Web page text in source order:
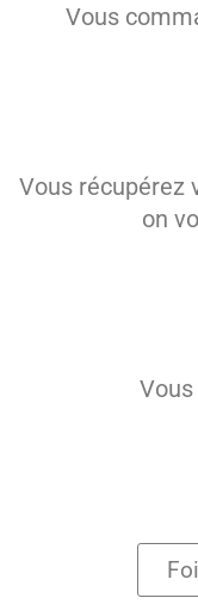
Vous
Vous récupérez
on